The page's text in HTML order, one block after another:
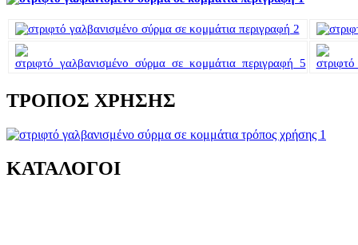
ΤΡΌΠΟΣ ΧΡΉΣΗΣ
ΚΑΤΑΛΟΓΟΙ